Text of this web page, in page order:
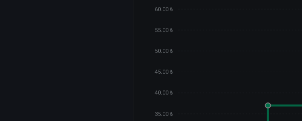
60.00 ₺
55.00 ₺
50.00 ₺
45.00 ₺
40.00 ₺
35.00 ₺